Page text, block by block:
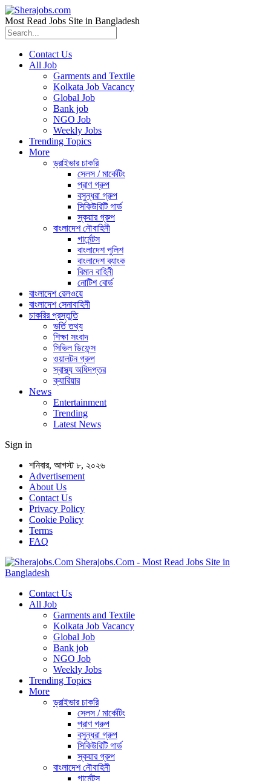
Most Read Jobs Site in Bangladesh
Contact Us
All Job
Garments and Textile
Kolkata Job Vacancy
Global Job
Bank job
NGO Job
Weekly Jobs
Trending Topics
More
ড্রাইভার চাকরি
সেলস / মার্কেটিং
প্রাণ গ্রুপ
বসুন্ধরা গ্রুপ
সিকিউরিটি গার্ড
স্কয়ার গ্রুপ
বাংলাদেশ নৌবাহিনী
গার্মেন্টস
বাংলাদেশ পুলিশ
বাংলাদেশ ব্যাংক
বিমান বাহিনী
নোটিশ বোর্ড
বাংলাদেশ রেলওয়ে
বাংলাদেশ সেনাবাহিনী
চাকরির প্রস্তুতি
ভর্তি তথ্য
শিক্ষা সংবাদ
সিভিল ডিফেন্স
ওয়ালটন গ্রুপ
স্বাস্থ্য অধিদপ্তর
ক্যারিয়ার
News
Entertainment
Trending
Latest News
Sign in
শনিবার, আগস্ট ৮, ২০২৬
Advertisement
About Us
Contact Us
Privacy Policy
Cookie Policy
Terms
FAQ
Sherajobs.Com - Most Read Jobs Site in
Bangladesh
Contact Us
All Job
Garments and Textile
Kolkata Job Vacancy
Global Job
Bank job
NGO Job
Weekly Jobs
Trending Topics
More
ড্রাইভার চাকরি
সেলস / মার্কেটিং
প্রাণ গ্রুপ
বসুন্ধরা গ্রুপ
সিকিউরিটি গার্ড
স্কয়ার গ্রুপ
বাংলাদেশ নৌবাহিনী
গার্মেন্টস